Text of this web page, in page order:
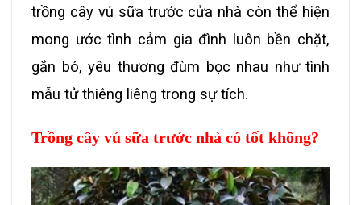
trồng cây vú sữa trước cửa nhà còn thể hiện
mong ước tình cảm gia đình luôn bền chặt,
gắn bó, yêu thương đùm bọc nhau như tình
mẫu tử thiêng liêng trong sự tích.
Trồng cây vú sữa trước nhà có tốt không?